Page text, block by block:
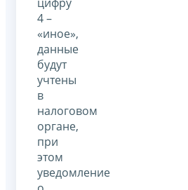
4 –
«иное»,
данные
будут
учтены
в
налоговом
органе,
при
этом
уведомление